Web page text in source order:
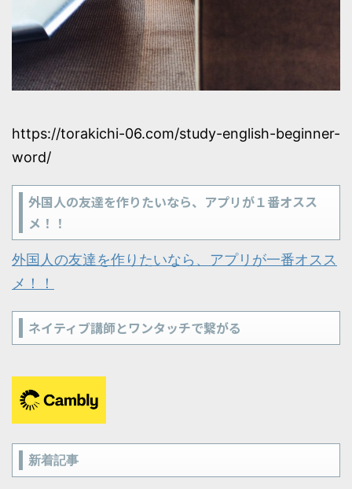
https://torakichi-06.com/study-english-beginner-
word/
外国人の友達を作りたいなら、アプリが１番オスス
メ！！
外国人の友達を作りたいなら、アプリが一番オスス
メ！！
ネイティブ講師とワンタッチで繋がる
新着記事